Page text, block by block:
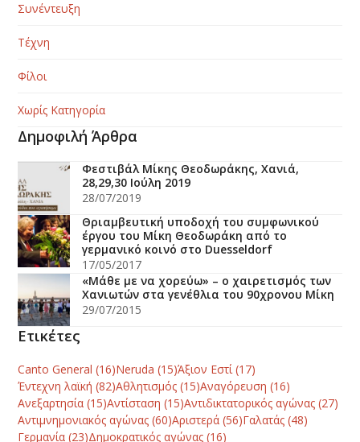
Συνέντευξη
Τέχνη
Φίλοι
Χωρίς Κατηγορία
Δημοφιλή Άρθρα
Φεστιβάλ Μίκης Θεοδωράκης, Χανιά,
28,29,30 Ιούλη 2019
28/07/2019
Θριαμβευτική υποδοχή του συμφωνικού
έργου του Μίκη Θεοδωράκη από το
γερμανικό κοινό στο Duesseldorf
17/05/2017
«Mάθε με να χορεύω» – ο χαιρετισμός των
Χανιωτών στα γενέθλια του 90χρονου Mίκη
29/07/2015
Ετικέτες
Canto General (16)Neruda (15)Άξιον Εστί(17)
Έντεχνη λαϊκή (82)Αθλητισμός (15)Αναγόρευση (16)
Ανεξαρτησία (15)Αντίσταση (15)Αντιδικτατορικός αγώνας (27)
Αντιμνημονιακός αγώνας (60)Αριστερά (56)Γαλατάς (48)
Γερμανία (23)Δημοκρατικός αγώνας (16)